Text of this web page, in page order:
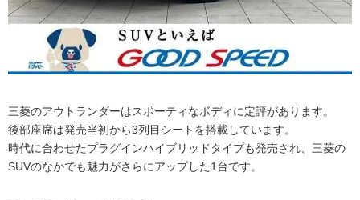
三菱のアウトランダーはスポーティなボディに定評があります。
後部座席は発売当初から3列目シートを搭載しています。
時代に合わせたプラグインハイブリッドタイプも発売され、三菱の
SUVのなかでも魅力がさらにアップした1台です。